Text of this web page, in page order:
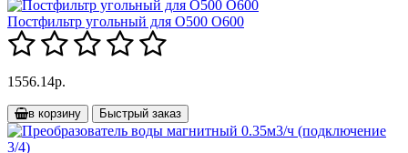
Постфильтр угольный для О500 О600
1556.14р.
в корзину Быстрый заказ